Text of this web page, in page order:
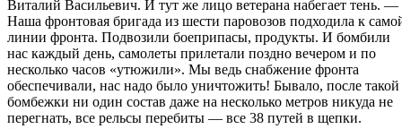
Виталий Васильевич. И тут же лицо ветерана набегает тень. —
Наша фронтовая бригада из шести паровозов подходила к
линии фронта. Подвозили боеприпасы, продукты. И бомбили
нас каждый день, самолеты прилетали поздно вечером и по
несколько часов «утюжили». Мы ведь снабжение фронта
обеспечивали, нас надо было уничтожить! Бывало, после такой
бомбежки ни один состав даже на несколько метров никуда не
перегнать, все рельсы перебиты — все 38 путей в щепки.